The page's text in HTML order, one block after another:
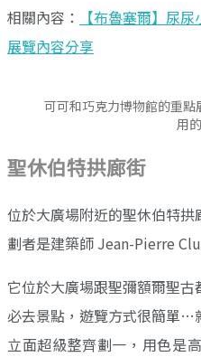
相關內容：
【布魯塞爾】尿
展覽內容分享
可可和巧克力博物館的重
用
聖休伯特拱廊街
位於大廣場附近的聖休伯特
劃者是建築師 Jean-Pierre
它位於大廣場跟聖彌額爾聖
必去景點，遊覽方式很簡單…
立面超級整齊劃一，用色是